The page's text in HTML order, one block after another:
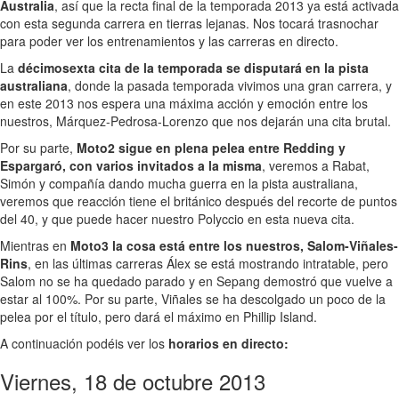
Australia, así que la recta final de la temporada 2013 ya está activada
con esta segunda carrera en tierras lejanas. Nos tocará trasnochar
para poder ver los entrenamientos y las carreras en directo.
La décimosexta cita de la temporada se disputará en la pista
australiana, donde la pasada temporada vivimos una gran carrera, y
en este 2013 nos espera una máxima acción y emoción entre los
nuestros, Márquez-Pedrosa-Lorenzo que nos dejarán una cita brutal.
Por su parte, Moto2 sigue en plena pelea entre Redding y
Espargaró, con varios invitados a la misma, veremos a Rabat,
Simón y compañía dando mucha guerra en la pista australiana,
veremos que reacción tiene el británico después del recorte de puntos
del 40, y que puede hacer nuestro Polyccio en esta nueva cita.
Mientras en Moto3 la cosa está entre los nuestros, Salom-Viñales-
Rins, en las últimas carreras Álex se está mostrando intratable, pero
Salom no se ha quedado parado y en Sepang demostró que vuelve a
estar al 100%. Por su parte, Viñales se ha descolgado un poco de la
pelea por el título, pero dará el máximo en Phillip Island.
A continuación podéis ver los horarios en directo:
Viernes, 18 de octubre 2013